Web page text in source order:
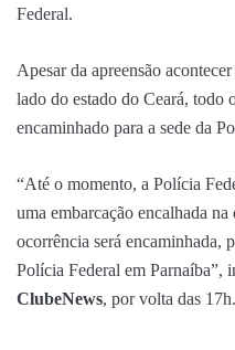
Federal.
Apesar da apreensão
lado do estado do Ceará, todo
encaminhado para a sede da
“Até o momento, a Polícia
uma embarcação encalhada
ocorrência será encaminhada,
Polícia Federal em Parnaíba”,
ClubeNews, por volta das 17h.